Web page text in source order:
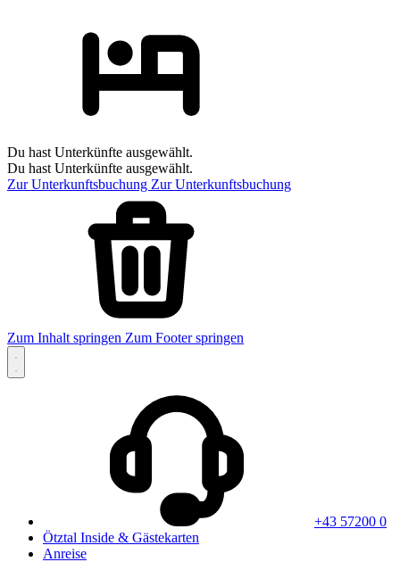
Du hast Unterkünfte ausgewählt.
Du hast Unterkünfte ausgewählt.
Zur Unterkunftsbuchung Zur Unterkunftsbuchung
Zum Inhalt springen Zum Footer springen
+43 57200 0
Ötztal Inside & Gästekarten
Anreise